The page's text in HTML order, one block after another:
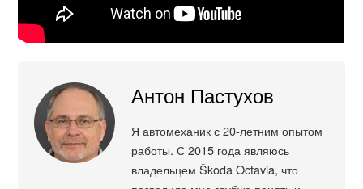
Антон Пастухов
Я автомеханик с 20-летним опытом
работы. С 2015 года являюсь
владельцем Škoda Octavia, что